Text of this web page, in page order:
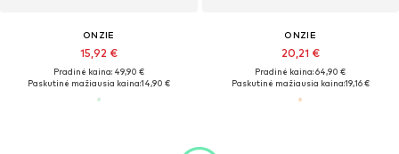
ONZIE
15,92 €
Pradinė kaina: 49,90 €
Paskutinė mažiausia kaina:14,90 €
ONZIE
20,21 €
Pradinė kaina: 64,90 €
Paskutinė mažiausia kaina:19,16 €